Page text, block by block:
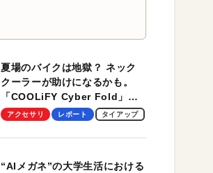
夏場のバイクは地獄？ ネック
クーラーが助けになるかも。
「COOLiFY Cyber Fold」レ
ビュー。冷却の速さ、密着する
性がグッド！
アクセサリ レポート タイアップ
“AIメガネ”の大学生活における